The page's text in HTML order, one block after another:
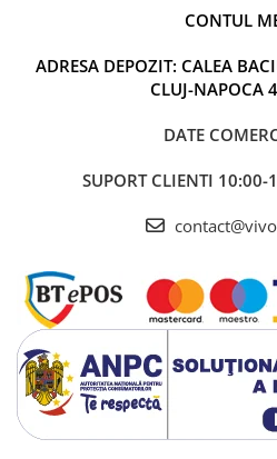
CONTUL
ADRESA DEPOZIT: CALEA
CLUJ-NAPOCA
DATE
SUPORT CLIENTI 10:00-